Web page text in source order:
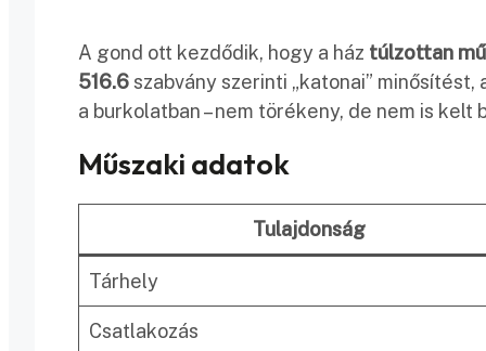
A gond ott kezdődik, hogy a ház túlzottan
516.6szabvány szerinti „katonai”
a burkolatban – nem törékeny, de nem is kelt
Műszaki adatok
Tulajdonság
Tárhely
Csatlakozás